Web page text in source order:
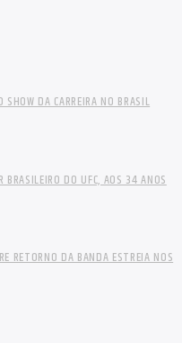
DA CARREIRA NO BRASIL
BRASILEIRO DO UFC, AOS 34 ANOS
RETORNO DA BANDA ESTREIA NOS